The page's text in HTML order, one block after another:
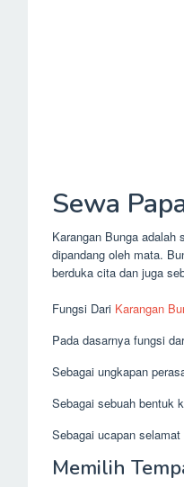
Sewa
Karangan Bunga adalah
dipandang oleh mata.
berduka cita dan juga
Fungsi Dari Karangan
Pada dasarnya fungsi
Sebagai ungkapan
Sebagai sebuah bentuk
Sebagai ucapan
Memilih